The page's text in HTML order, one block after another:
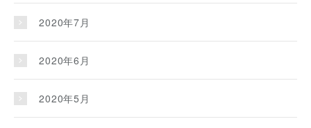
2020年7月
2020年6月
2020年5月